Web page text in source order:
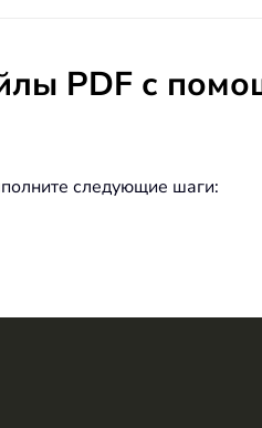
PDF с
следующие шаги: